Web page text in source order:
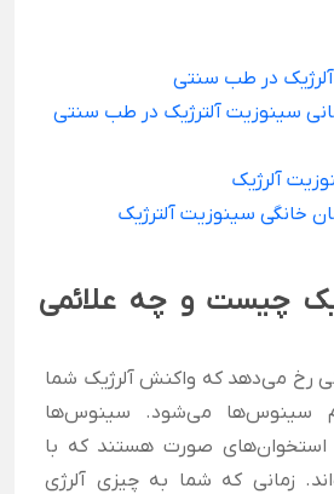
در طب سنتی
سینوزیت آلترژیک در طب سنتی
آلرژیک
خانگی سینوزیت آلترژیک
چیست و چه علائمی
رخ می‌دهد که واکنش آلرژیک شما
سینوس‌ها می‌شود. سینوس‌ها
استخوان‌های صورت هستند که با
زمانی که شما به چیزی آلرژی